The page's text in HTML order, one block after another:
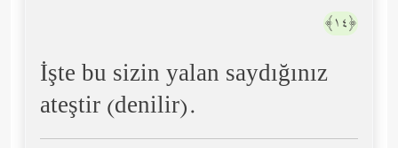
﴿١٤﴾
İşte bu sizin yalan saydığınız
ateştir (denilir).